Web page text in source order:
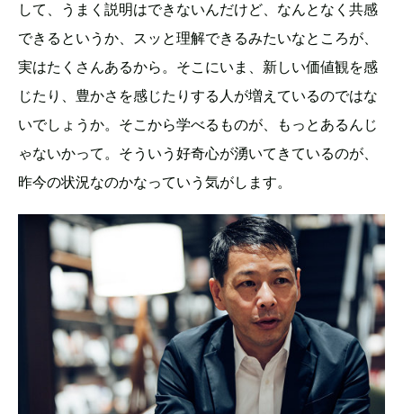
して、うまく説明はできないんだけど、なんとなく共感
できるというか、スッと理解できるみたいなところが、
実はたくさんあるから。そこにいま、新しい価値観を感
じたり、豊かさを感じたりする人が増えているのではな
いでしょうか。そこから学べるものが、もっとあるんじ
ゃないかって。そういう好奇心が湧いてきているのが、
昨今の状況なのかなっていう気がします。